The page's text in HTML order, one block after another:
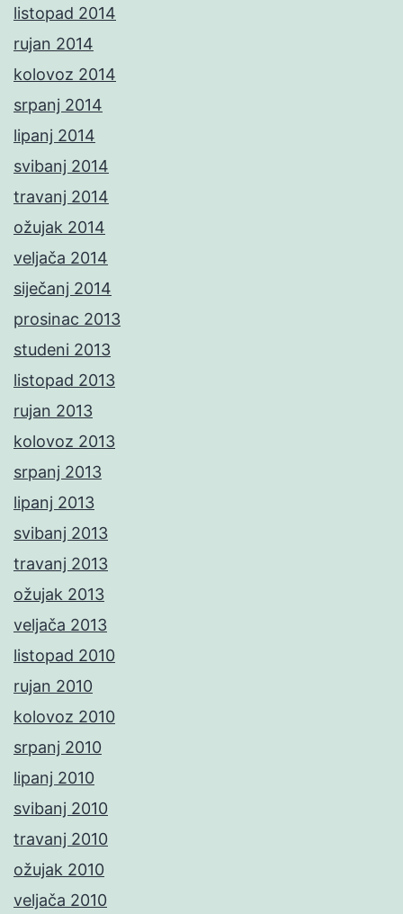
listopad 2014
rujan 2014
kolovoz 2014
srpanj 2014
lipanj 2014
svibanj 2014
travanj 2014
ožujak 2014
veljača 2014
siječanj 2014
prosinac 2013
studeni 2013
listopad 2013
rujan 2013
kolovoz 2013
srpanj 2013
lipanj 2013
svibanj 2013
travanj 2013
ožujak 2013
veljača 2013
listopad 2010
rujan 2010
kolovoz 2010
srpanj 2010
lipanj 2010
svibanj 2010
travanj 2010
ožujak 2010
veljača 2010